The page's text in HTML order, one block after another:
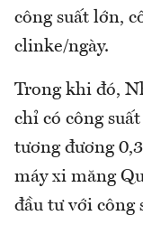
công suất lớn,
clinke/ngày.
Trong khi đó,
chỉ có công
tương đương
máy xi măng
đầu tư với công